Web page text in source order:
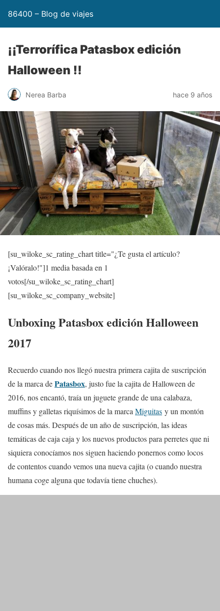
86400 – Blog de viajes
¡¡Terrorífica Patasbox edición
Halloween !!
Nerea Barba hace 9 años
[su_wiloke_sc_rating_chart title="¿Te gusta el artículo?
¡Valóralo!"]1 media basada en 1
votos[/su_wiloke_sc_rating_chart]
[su_wiloke_sc_company_website]
Unboxing Patasbox edición Halloween
2017
Recuerdo cuando nos llegó nuestra primera cajita de suscripción
de la marca dePatasbox, justo fue la cajita de Halloween de
2016, nos encantó, traía un juguete grande de una calabaza,
muffins y galletas riquísimos de la marca Miguitas y un montón
de cosas más. Después de un año de suscripción, las ideas
temáticas de caja caja y los nuevos productos para perretes que ni
siquiera conocíamos nos siguen haciendo ponernos como locos
de contentos cuando vemos una nueva cajita (o cuando nuestra
humana coge alguna que todavía tiene chuches).